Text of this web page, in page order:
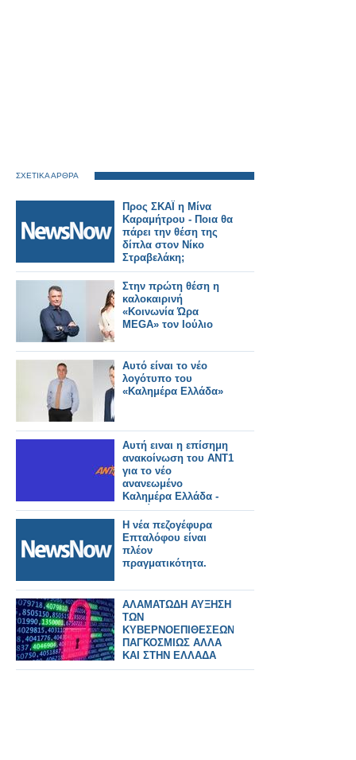
ΣΧΕΤΙΚΑ ΑΡΘΡΑ
Προς ΣΚΑΪ η Μίνα
Καραμήτρου - Ποια θα
πάρει την θέση της
δίπλα στον Νίκο
Στραβελάκη;
Στην πρώτη θέση η
καλοκαιρινή
«Κοινωνία Ώρα
MEGA» τον Ιούλιο
Αυτό είναι το νέο
λογότυπο του
«Καλημέρα Ελλάδα»
Αυτή ειναι η επίσημη
ανακοίνωση του ΑΝΤ1
για το νέο
ανανεωμένο
Καλημέρα Ελλάδα -
Αυτοί θα το
παρουσιάζουν
Η νέα πεζογέφυρα
Επταλόφου είναι
πλέον
πραγματικότητα.
ΑΛΑΜΑΤΩΔΗ ΑΥΞΗΣΗ
ΤΩΝ
ΚΥΒΕΡΝΟΕΠΙΘΕΣΕΩΝ
ΠΑΓΚΟΣΜΙΩΣ ΑΛΛΑ
ΚΑΙ ΣΤΗΝ ΕΛΛΑΔΑ